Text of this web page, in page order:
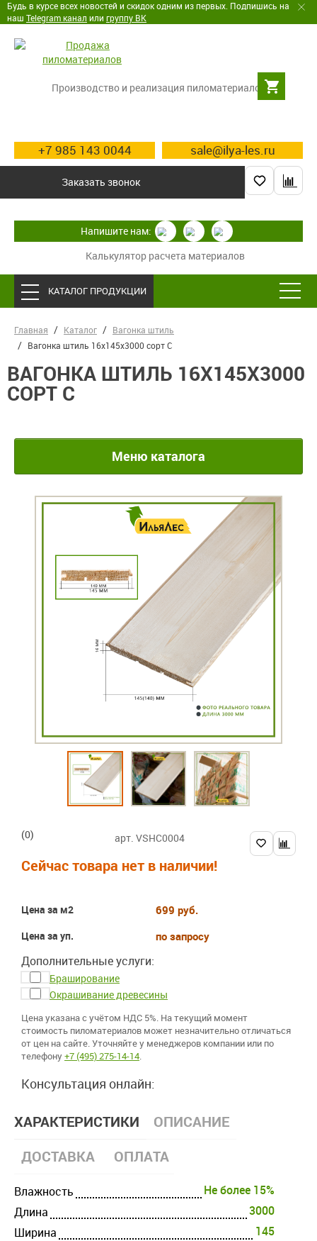
Будь в курсе всех новостей и скидок одним из первых. Подпишись на
наш Telegram канал или группу ВК
Производство и реализация пиломатериалов
+7 985 143 0044 sale@ilya-les.ru
Заказать звонок
Калькулятор расчета материалов
Напишите нам:
КАТАЛОГ ПРОДУКЦИИ
Главная Каталог
Вагонка штиль
Вагонка штиль 16х145х3000 сорт С
ВАГОНКА ШТИЛЬ 16Х145Х3000
СОРТ С
Меню каталога
(0) арт. VSHC0004
Сейчас товара нет в наличии!
Цена за м2 699 руб.
Цена за уп. по запросу
Дополнительные услуги:
Браширование
Окрашивание древесины
Цена указана с учётом НДС 5%. На текущий момент
стоимость пиломатериалов может незначительно отличаться
от цен на сайте. Уточняйте у менеджеров компании или по
телефону+7 (495) 275-14-14.
Консультация онлайн:
ХАРАКТЕРИСТИКИ
ОПИСАНИЕ
ДОСТАВКА
ОПЛАТА
Влажность
Не более 15%
Длина
3000
Ширина
145